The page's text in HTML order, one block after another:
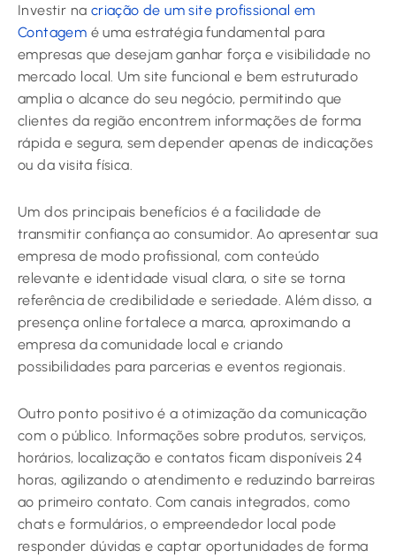
Investir na criação de um site profissional em
Contagem é uma estratégia fundamental para
empresas que desejam ganhar força e visibilidade no
mercado local. Um site funcional e bem estruturado
amplia o alcance do seu negócio, permitindo que
clientes da região encontrem informações de forma
rápida e segura, sem depender apenas de indicações
ou da visita física.
Um dos principais benefícios é a facilidade de
transmitir confiança ao consumidor. Ao apresentar sua
empresa de modo profissional, com conteúdo
relevante e identidade visual clara, o site se torna
referência de credibilidade e seriedade. Além disso, a
presença online fortalece a marca, aproximando a
empresa da comunidade local e criando
possibilidades para parcerias e eventos regionais.
Outro ponto positivo é a otimização da comunicação
com o público. Informações sobre produtos, serviços,
horários, localização e contatos ficam disponíveis 24
horas, agilizando o atendimento e reduzindo barreiras
ao primeiro contato. Com canais integrados, como
chats e formulários, o empreendedor local pode
responder dúvidas e captar oportunidades de forma